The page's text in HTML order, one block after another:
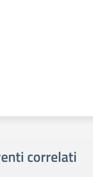
correlati